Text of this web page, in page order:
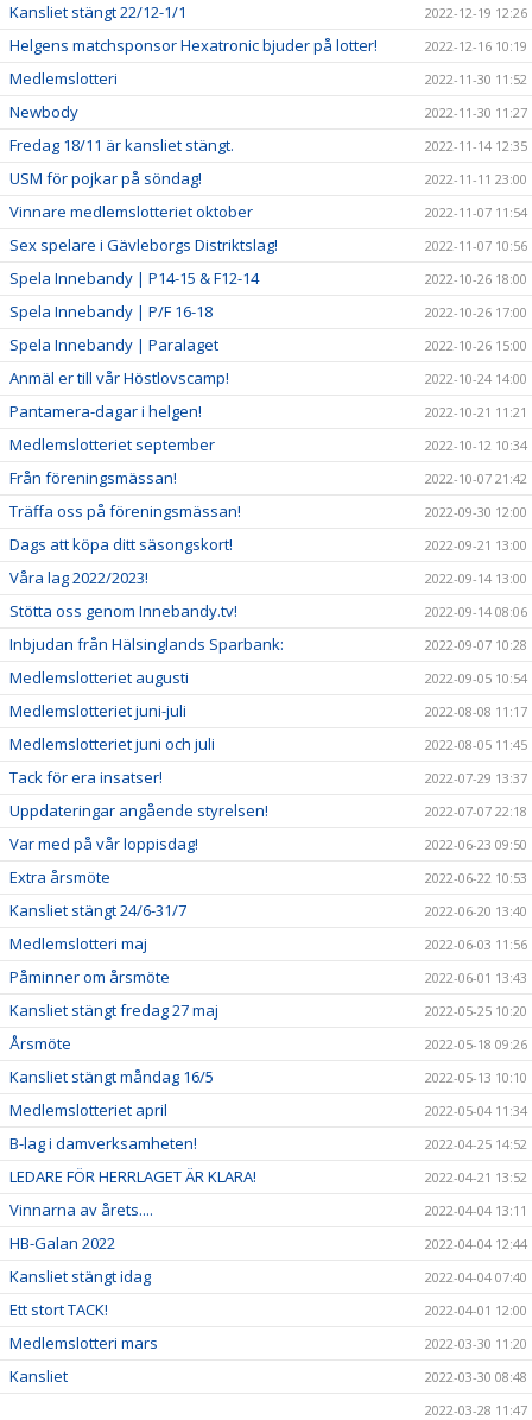
Kansliet stängt 22/12-1/1 2022-12-19 12:26
Helgens matchsponsor Hexatronic bjuder på lotter! 2022-12-16 10:19
Medlemslotteri 2022-11-30 11:52
Newbody 2022-11-30 11:27
Fredag 18/11 är kansliet stängt. 2022-11-14 12:35
USM för pojkar på söndag! 2022-11-11 23:00
Vinnare medlemslotteriet oktober 2022-11-07 11:54
Sex spelare i Gävleborgs Distriktslag! 2022-11-07 10:56
Spela Innebandy | P14-15 & F12-14 2022-10-26 18:00
Spela Innebandy | P/F 16-18 2022-10-26 17:00
Spela Innebandy | Paralaget 2022-10-26 15:00
Anmäl er till vår Höstlovscamp! 2022-10-24 14:00
Pantamera-dagar i helgen! 2022-10-21 11:21
Medlemslotteriet september 2022-10-12 10:34
Från föreningsmässan! 2022-10-07 21:42
Träffa oss på föreningsmässan! 2022-09-30 12:00
Dags att köpa ditt säsongskort! 2022-09-21 13:00
Våra lag 2022/2023! 2022-09-14 13:00
Stötta oss genom Innebandy.tv! 2022-09-14 08:06
Inbjudan från Hälsinglands Sparbank: 2022-09-07 10:28
Medlemslotteriet augusti 2022-09-05 10:54
Medlemslotteriet juni-juli 2022-08-08 11:17
Medlemslotteriet juni och juli 2022-08-05 11:45
Tack för era insatser! 2022-07-29 13:37
Uppdateringar angående styrelsen! 2022-07-07 22:18
Var med på vår loppisdag! 2022-06-23 09:50
Extra årsmöte 2022-06-22 10:53
Kansliet stängt 24/6-31/7 2022-06-20 13:40
Medlemslotteri maj 2022-06-03 11:56
Påminner om årsmöte 2022-06-01 13:43
Kansliet stängt fredag 27 maj 2022-05-25 10:20
Årsmöte 2022-05-18 09:26
Kansliet stängt måndag 16/5 2022-05-13 10:10
Medlemslotteriet april 2022-05-04 11:34
B-lag i damverksamheten! 2022-04-25 14:52
LEDARE FÖR HERRLAGET ÄR KLARA! 2022-04-21 13:52
Vinnarna av årets.... 2022-04-04 13:11
HB-Galan 2022 2022-04-04 12:44
Kansliet stängt idag 2022-04-04 07:40
Ett stort TACK! 2022-04-01 12:00
Medlemslotteri mars 2022-03-30 11:20
Kansliet
2022-03-30 08:48
2022-03-28 11:47